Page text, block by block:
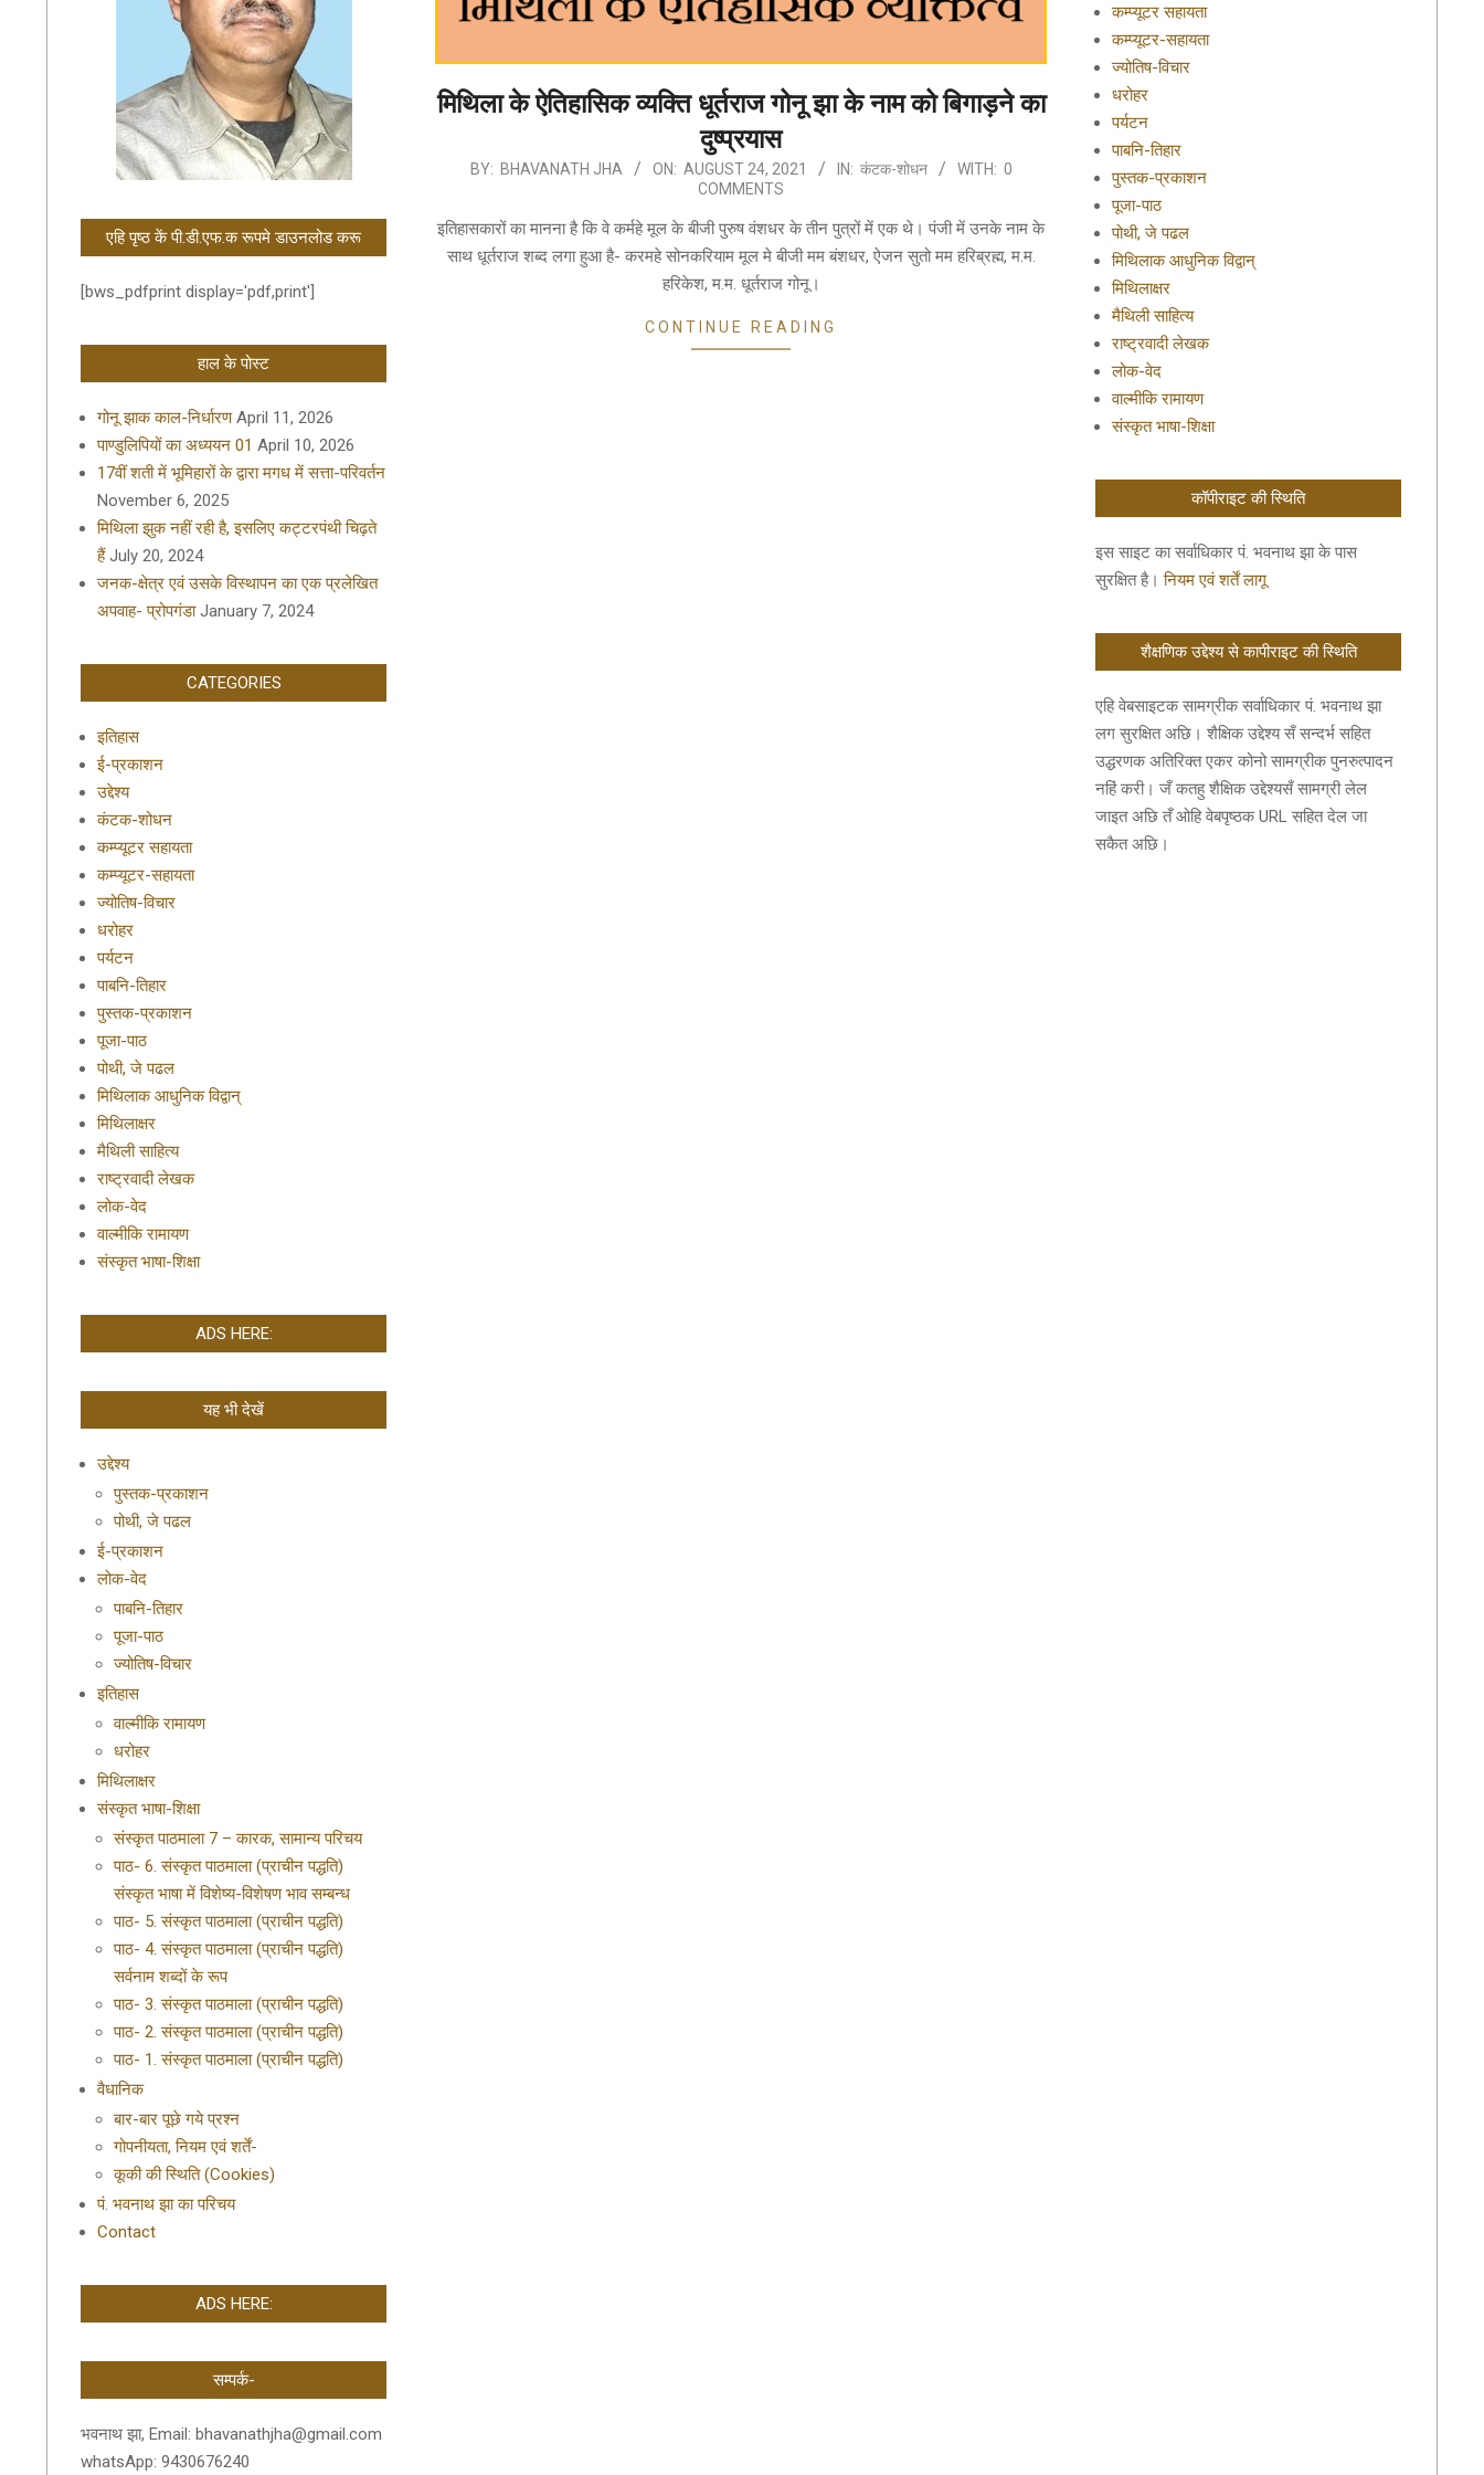
मिथिला के ऐतिहासिक व्यक्ति धूर्तराज गोनू झा के नाम को बिगाड़ने का
दुष्प्रयास
2021-
24
BY: BHAVANATH JHA ON: AUGUST 24, 2021 IN: कंटक-शोधन WITH: 0
COMMENTS
इतिहासकारों का मानना है कि वे कर्महे मूल के बीजी पुरुष वंशधर के तीन पुत्रों में एक थे। पंजी में उनके नाम के
साथ धूर्तराज शब्द लगा हुआ है- करमहे सोनकरियाम मूल मे बीजी मम बंशधर, ऐजन सुतो मम हरिब्रह्म, म.म.
हरिकेश, म.म. धूर्तराज गोनू।
CONTINUE READING
एहि पृष्ठ कें पी.डी.एफ.क रूपमे डाउनलोड करू
[bws_pdfprint display='pdf,print']
हाल के पोस्ट
गोनू झाक काल-निर्धारण April 11, 2026
पाण्डुलिपियों का अध्ययन 01 April 10, 2026
17वीं शती में भूमिहारों के द्वारा मगध में सत्ता-परिवर्तन
November 6, 2025
मिथिला झुक नहीं रही है, इसलिए कट्टरपंथी चिढ़ते
हैं July 20, 2024
जनक-क्षेत्र एवं उसके विस्थापन का एक प्रलेखित
अपवाह- प्रोपगंडा January 7, 2024
CATEGORIES
इतिहास
ई-प्रकाशन
उद्देश्य
कंटक-शोधन
कम्प्यूटर सहायता
कम्प्यूटर-सहायता
ज्योतिष-विचार
धरोहर
पर्यटन
पाबनि-तिहार
पुस्तक-प्रकाशन
पूजा-पाठ
पोथी, जे पढल
मिथिलाक आधुनिक विद्वान्
मिथिलाक्षर
मैथिली साहित्य
राष्ट्रवादी लेखक
लोक-वेद
वाल्मीकि रामायण
संस्कृत भाषा-शिक्षा
ADS HERE:
यह भी देखें
उद्देश्य
पुस्तक-प्रकाशन
पोथी, जे पढल
ई-प्रकाशन
लोक-वेद
पाबनि-तिहार
पूजा-पाठ
ज्योतिष-विचार
इतिहास
वाल्मीकि रामायण
धरोहर
मिथिलाक्षर
संस्कृत भाषा-शिक्षा
संस्कृत पाठमाला 7 – कारक, सामान्य परिचय
पाठ- 6. संस्कृत पाठमाला (प्राचीन पद्धति)
संस्कृत भाषा में विशेष्य-विशेषण भाव सम्बन्ध
पाठ- 5. संस्कृत पाठमाला (प्राचीन पद्धति)
पाठ- 4. संस्कृत पाठमाला (प्राचीन पद्धति)
सर्वनाम शब्दों के रूप
पाठ- 3. संस्कृत पाठमाला (प्राचीन पद्धति)
पाठ- 2. संस्कृत पाठमाला (प्राचीन पद्धति)
पाठ- 1. संस्कृत पाठमाला (प्राचीन पद्धति)
वैधानिक
बार-बार पूछे गये प्रश्न
गोपनीयता, नियम एवं शर्तें-
कूकी की स्थिति (Cookies)
पं. भवनाथ झा का परिचय
Contact
ADS HERE:
सम्पर्क-
भवनाथ झा, Email: bhavanathjha@gmail.com
whatsApp: 9430676240
कम्प्यूटर सहायता
कम्प्यूटर-सहायता
ज्योतिष-विचार
धरोहर
पर्यटन
पाबनि-तिहार
पुस्तक-प्रकाशन
पूजा-पाठ
पोथी, जे पढल
मिथिलाक आधुनिक विद्वान्
मिथिलाक्षर
मैथिली साहित्य
राष्ट्रवादी लेखक
लोक-वेद
वाल्मीकि रामायण
संस्कृत भाषा-शिक्षा
कॉपीराइट की स्थिति
इस साइट का सर्वाधिकार पं. भवनाथ झा के पास
सुरक्षित है।नियम एवं शर्तें लागू
शैक्षणिक उद्देश्य से कापीराइट की स्थिति
एहि वेबसाइटक सामग्रीक सर्वाधिकार पं. भवनाथ झा
लग सुरक्षित अछि। शैक्षिक उद्देश्य सँ सन्दर्भ सहित
उद्धरणक अतिरिक्त एकर कोनो सामग्रीक पुनरुत्पादन
नहिं करी। जँ कतहु शैक्षिक उद्देश्यसँ सामग्री लेल
जाइत अछि तँ ओहि वेबपृष्ठक URL सहित देल जा
सकैत अछि।